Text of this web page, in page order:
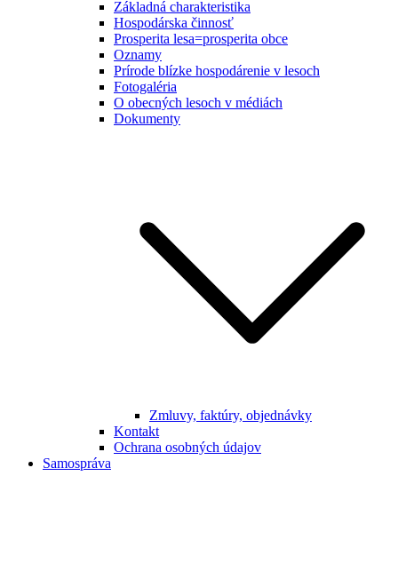
Základná charakteristika
Hospodárska činnosť
Prosperita lesa=prosperita obce
Oznamy
Prírode blízke hospodárenie v lesoch
Fotogaléria
O obecných lesoch v médiách
Dokumenty
Zmluvy, faktúry, objednávky
Kontakt
Ochrana osobných údajov
Samospráva